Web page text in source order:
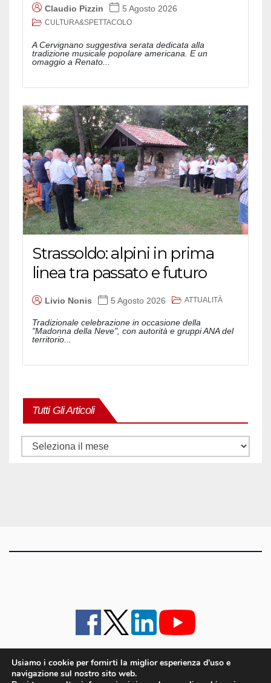
Claudio Pizzin 5 Agosto 2026
CULTURA&SPETTACOLO
A Cervignano suggestiva serata dedicata alla
tradizione musicale popolare americana. E un
omaggio a Renato...
Strassoldo: alpini in prima
linea tra passato e futuro
Livio Nonis 5 Agosto 2026 ATTUALITÀ
Tradizionale celebrazione in occasione della
"Madonna della Neve", con autorità e gruppi ANA del
territorio...
Tutti Gli Articoli
Tutti
iMagazine · contatti e staff · lavora con noi
Usiamo i cookie per fornirti la miglior esperienza d'uso e
navigazione sul nostro sito web.